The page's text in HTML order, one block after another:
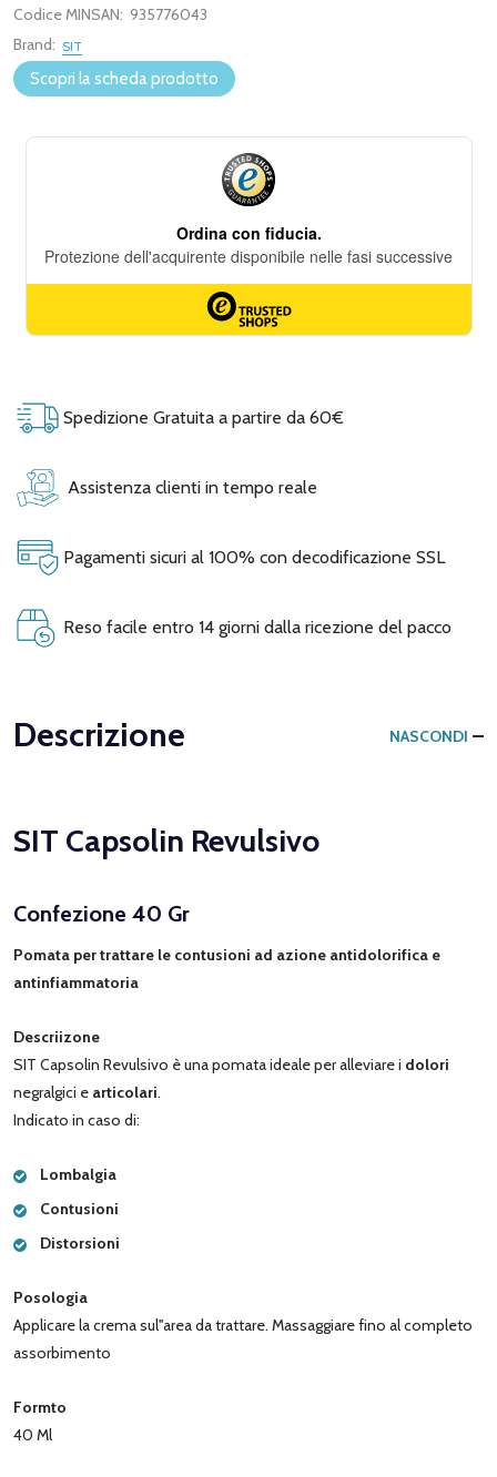
Codice MINSAN: 935776043
Brand: SIT
Scopri la scheda prodotto
Spedizione Gratuita a partire da 60€
Assistenza clienti in tempo reale
Pagamenti sicuri al 100% con decodificazione SSL
Reso facile entro 14 giorni dalla ricezione del pacco
Descrizione NASCONDI
SIT Capsolin Revulsivo
Confezione 40 Gr
Pomata per trattare le contusioni ad azione antidolorifica e
antinfiammatoria
Descriizone
SIT Capsolin Revulsivo è una pomata ideale per alleviare i dolori
negralgici e articolari.
Indicato in caso di:
Lombalgia
Contusioni
Distorsioni
Posologia
Applicare la crema sul''area da trattare. Massaggiare fino al completo
assorbimento
Formto
40 Ml